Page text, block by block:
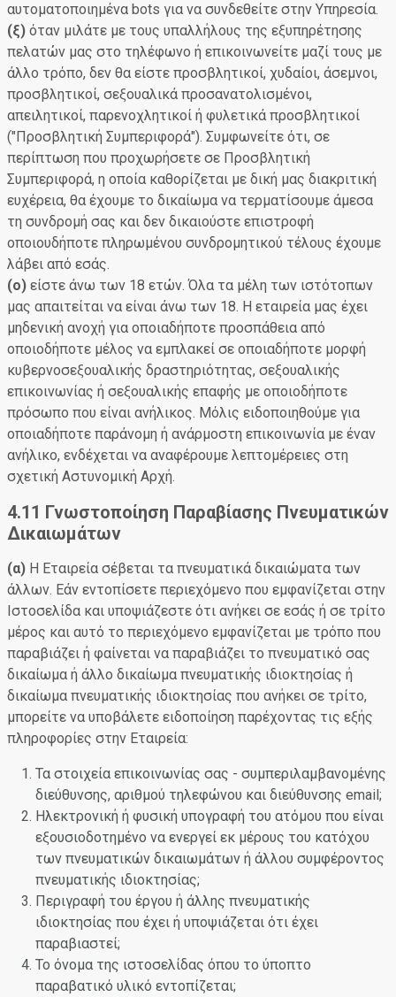
αυτοματοποιημένα bots για να συνδεθείτε στην Υπηρεσία.
(ξ) όταν μιλάτε με τους υπαλλήλους της εξυπηρέτησης
πελατών μας στο τηλέφωνο ή επικοινωνείτε μαζί τους με
άλλο τρόπο, δεν θα είστε προσβλητικοί, χυδαίοι, άσεμνοι,
προσβλητικοί, σεξουαλικά προσανατολισμένοι,
απειλητικοί, παρενοχλητικοί ή φυλετικά προσβλητικοί
("Προσβλητική Συμπεριφορά"). Συμφωνείτε ότι, σε
περίπτωση που προχωρήσετε σε Προσβλητική
Συμπεριφορά, η οποία καθορίζεται με δική μας διακριτική
ευχέρεια, θα έχουμε το δικαίωμα να τερματίσουμε άμεσα
τη συνδρομή σας και δεν δικαιούστε επιστροφή
οποιουδήποτε πληρωμένου συνδρομητικού τέλους έχουμε
λάβει από εσάς.
(ο) είστε άνω των 18 ετών. Όλα τα μέλη των ιστότοπων
μας απαιτείται να είναι άνω των 18. Η εταιρεία μας έχει
μηδενική ανοχή για οποιαδήποτε προσπάθεια από
οποιοδήποτε μέλος να εμπλακεί σε οποιαδήποτε μορφή
κυβερνοσεξουαλικής δραστηριότητας, σεξουαλικής
επικοινωνίας ή σεξουαλικής επαφής με οποιοδήποτε
πρόσωπο που είναι ανήλικος. Μόλις ειδοποιηθούμε για
οποιαδήποτε παράνομη ή ανάρμοστη επικοινωνία με έναν
ανήλικο, ενδέχεται να αναφέρουμε λεπτομέρειες στη
σχετική Αστυνομική Αρχή.
4.11 Γνωστοποίηση Παραβίασης Πνευματικών
Δικαιωμάτων
(α) Η Εταιρεία σέβεται τα πνευματικά δικαιώματα των
άλλων. Εάν εντοπίσετε περιεχόμενο που εμφανίζεται στην
Ιστοσελίδα και υποψιάζεστε ότι ανήκει σε εσάς ή σε τρίτο
μέρος και αυτό το περιεχόμενο εμφανίζεται με τρόπο που
παραβιάζει ή φαίνεται να παραβιάζει το πνευματικό σας
δικαίωμα ή άλλο δικαίωμα πνευματικής ιδιοκτησίας ή
δικαίωμα πνευματικής ιδιοκτησίας που ανήκει σε τρίτο,
μπορείτε να υποβάλετε ειδοποίηση παρέχοντας τις εξής
πληροφορίες στην Εταιρεία:
Τα στοιχεία επικοινωνίας σας - συμπεριλαμβανομένης
διεύθυνσης, αριθμού τηλεφώνου και διεύθυνσης email;
Ηλεκτρονική ή φυσική υπογραφή του ατόμου που είναι
εξουσιοδοτημένο να ενεργεί εκ μέρους του κατόχου
των πνευματικών δικαιωμάτων ή άλλου συμφέροντος
πνευματικής ιδιοκτησίας;
Περιγραφή του έργου ή άλλης πνευματικής
ιδιοκτησίας που έχει ή υποψιάζεται ότι έχει
παραβιαστεί;
Το όνομα της ιστοσελίδας όπου το ύποπτο
παραβατικό υλικό εντοπίζεται;